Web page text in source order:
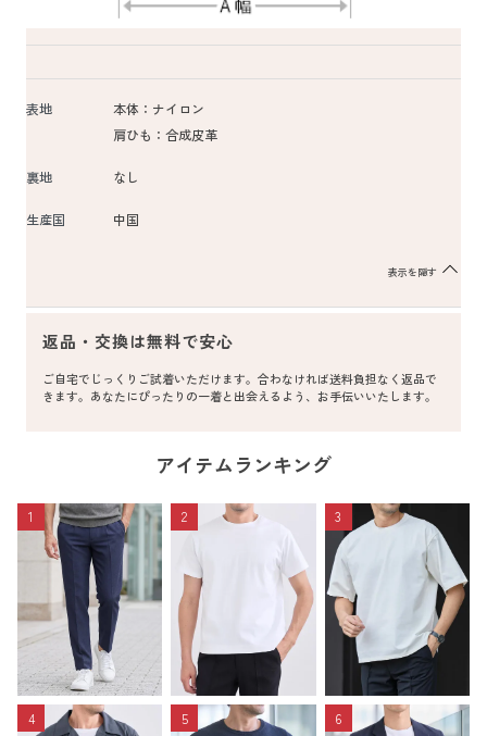
表地
本体：ナイロン
肩ひも：合成皮革
裏地 なし
生産国 中国
表示を隠す
返品・交換は無料で安心
ご自宅でじっくりご試着いただけます。合わなければ送料負担なく返品で
きます。あなたにぴったりの一着と出会えるよう、お手伝いいたします。
アイテムランキング
1 2 3
4 5 6